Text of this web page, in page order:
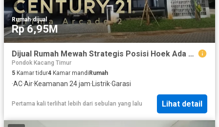
Rumah·dijual
Rp 6,95M
Dijual Rumah Mewah Strategis Posisi Hoek Ada Swimming Pool Dalam Cluster Dekat Fresh Market di Discovery Bintaro Tangsel Ar-13145
Pondok Kacang Timur
5 Kamar tidur4 Kamar mandi Rumah
·AC·Air·Keamanan 24 jam·Listrik·Garasi
Pertama kali terlihat lebih dari sebulan yang lalu Lihat detail